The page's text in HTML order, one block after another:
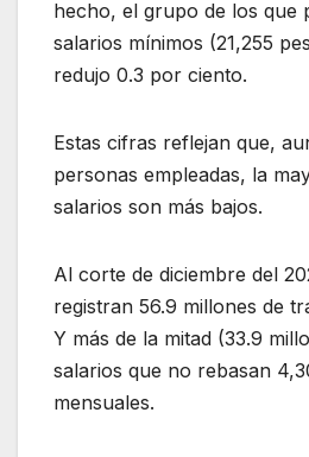
hecho, el grupo de los que
salarios mínimos (21,255
redujo 0.3 por ciento.
Estas cifras reflejan que,
personas empleadas, la
salarios son más bajos.
Al corte de diciembre del
registran 56.9 millones de
Y más de la mitad (33.9
salarios que no rebasan
mensuales.